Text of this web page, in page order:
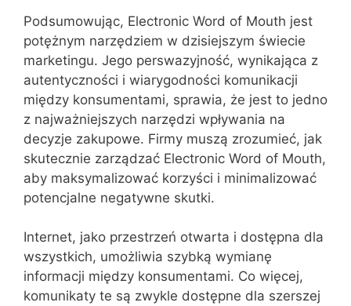
Podsumowując, Electronic Word of Mouth jest
potężnym narzędziem w dzisiejszym świecie
marketingu. Jego perswazyjność, wynikająca z
autentyczności i wiarygodności komunikacji
między konsumentami, sprawia, że jest to jedno
z najważniejszych narzędzi wpływania na
decyzje zakupowe. Firmy muszą zrozumieć, jak
skutecznie zarządzać Electronic Word of Mouth,
aby maksymalizować korzyści i minimalizować
potencjalne negatywne skutki.
Internet, jako przestrzeń otwarta i dostępna dla
wszystkich, umożliwia szybką wymianę
informacji między konsumentami. Co więcej,
komunikaty te są zwykle dostępne dla szerszej